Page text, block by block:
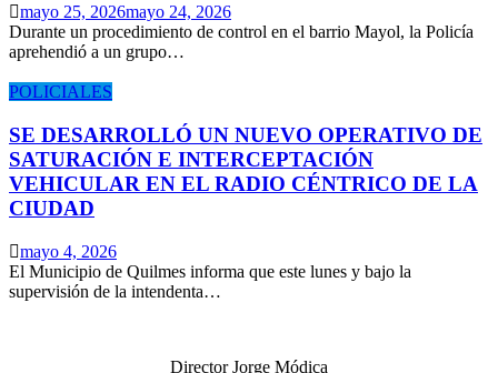
mayo 25, 2026mayo 24, 2026
Durante un procedimiento de control en el barrio Mayol, la Policía
aprehendió a un grupo…
POLICIALES
SE DESARROLLÓ UN NUEVO OPERATIVO DE
SATURACIÓN E INTERCEPTACIÓN
VEHICULAR EN EL RADIO CÉNTRICO DE LA
CIUDAD
mayo 4, 2026
El Municipio de Quilmes informa que este lunes y bajo la
supervisión de la intendenta…
Director Jorge Módica